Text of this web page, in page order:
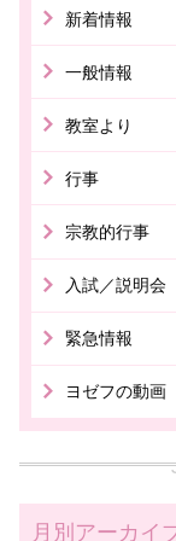
新着情報
一般情報
教室より
行事
宗教的行事
入試／説明会
緊急情報
ヨゼフの動画
月別アーカイ